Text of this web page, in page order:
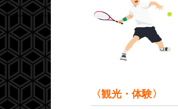
〈観光・体験〉